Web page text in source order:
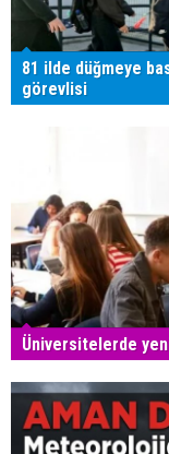
81 ilde düğmeye
görevlisi
Üniversitelerde